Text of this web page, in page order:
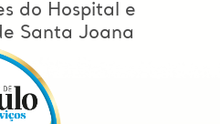
do Hospital e
Santa Joana